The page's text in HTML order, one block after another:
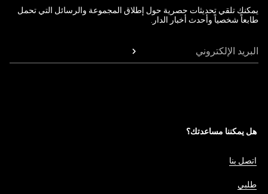
يمكنك تلقي تحديثات حصرية حول إطلاق المجموعة والرسائل التي تحمل
طابعاً شخصياً وأحدث أخبار الدار.
البريد الإلكتروني
هل يمكننا مساعدتك؟
اتصل بنا
طلبي